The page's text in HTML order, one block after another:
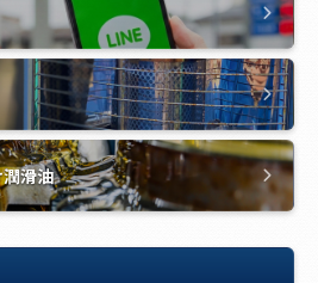
滑油